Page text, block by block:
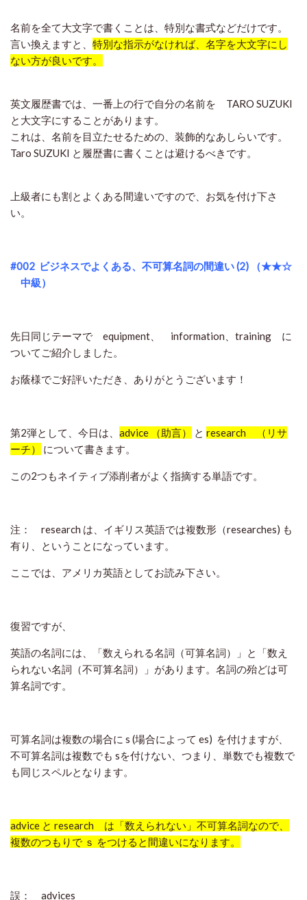
名前を全て大文字で書くことは、特別な書式などだけです。
言い換えますと、 特別な指示がなければ、名字を大文字にし
ない方が良いです。
英文履歴書では、一番上の行で自分の名前を TARO SUZUKI
と大文字にすることがあります。
これは、名前を目立たせるための、装飾的なあしらいです。
Taro SUZUKI と履歴書に書くことは避けるべきです。
上級者にも割とよくある間違いですので、お気を付け下さ
い。
#002 ビジネスでよくある、不可算名詞の間違い (2) （★★☆
中級）
先日同じテーマで equipment、 information、training に
ついてご紹介しました。
お蔭様でご好評いただき、ありがとうございます！
第2弾として、今日は、 advice （助言） と research （リサ
ーチ）
について書きます。
この2つもネイティブ添削者がよく指摘する単語です。
注： research は、イギリス英語では複数形（researches) も
有り、ということになっています。
ここでは、アメリカ英語としてお読み下さい。
復習ですが、
英語の名詞には、「数えられる名詞（可算名詞）」と「数え
られない名詞（不可算名詞）」があります。 名詞の殆どは可
算名詞です。
可算名詞は複数の場合に s (場合によって es) を付けますが、
不可算名詞は複数でも sを付けない、つまり、単数でも複数で
も同じスペルとなります。
advice と research は「数えられない」不可算名詞なので、
複数のつもりで ｓ をつけると間違いになります。
誤： advices